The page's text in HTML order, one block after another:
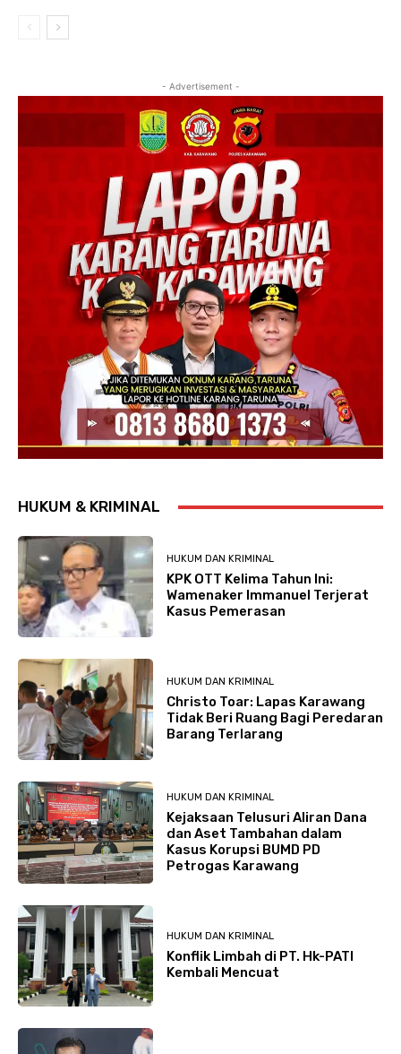
- Advertisement -
HUKUM & KRIMINAL
HUKUM DAN KRIMINAL
KPK OTT Kelima Tahun Ini:
Wamenaker Immanuel Terjerat
Kasus Pemerasan
HUKUM DAN KRIMINAL
Christo Toar: Lapas Karawang
Tidak Beri Ruang Bagi Peredaran
Barang Terlarang
HUKUM DAN KRIMINAL
Kejaksaan Telusuri Aliran Dana
dan Aset Tambahan dalam
Kasus Korupsi BUMD PD
Petrogas Karawang
HUKUM DAN KRIMINAL
Konflik Limbah di PT. Hk-PATI
Kembali Mencuat